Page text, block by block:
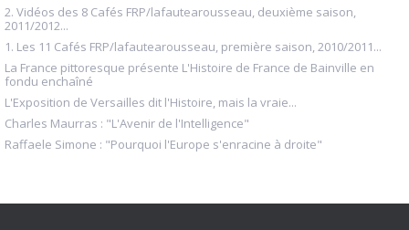
2. Vidéos des 8 Cafés FRP/lafautearousseau, deuxième saison,
2011/2012...
1. Les 11 Cafés FRP/lafautearousseau, première saison, 2010/2011...
La France pittoresque présente L'Histoire de France de Bainville en
fondu enchaîné
L'Exposition de Versailles dit l'Histoire, mais la vraie...
Charles Maurras : "L'Avenir de l'Intelligence"
Raffaele Simone : "Pourquoi l'Europe s'enracine à droite"